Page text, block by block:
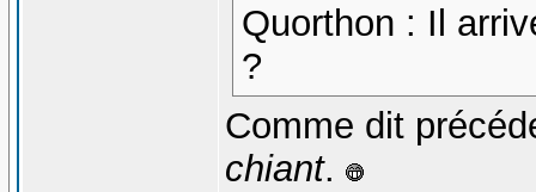
Quorthon : Il
?
Comme dit
chiant.